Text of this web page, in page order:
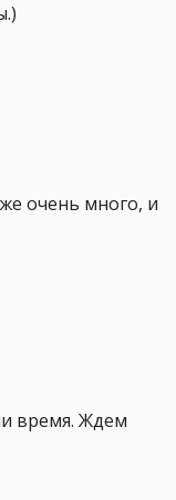
очень много, и
время. Ждем